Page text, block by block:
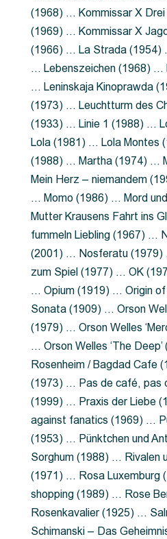
(1968) … Kommissar X Drei
(1969) … Kommissar X
(1966) … La Strada (1954)
… Lebenszeichen (1968) …
… Leninskaja Kinoprawda
(1973) … Leuchtturm des
(1933) … Linie 1 (1988) …
Lola (1981) … Lola Montes
(1988) … Martha (1974) …
Mein Herz – niemandem
… Momo (1986) … Mord
Mutter Krausens Fahrt ins
fummeln Liebling (1967) …
(2001) … Nosferatu (1979)
zum Spiel (1977) … OK
… Opium (1919) … Origin of
Sonata (1909) … Orson
(1979) … Orson Welles
… Orson Welles ‘The
Rosenheim / Bagdad Cafe
(1973) … Pas de café, pas
(1999) … Praxis der Liebe
against fanatics (1969) …
(1953) … Pünktchen und
Sorghum (1988) … Rivalen
(1971) … Rosa Luxemburg
shopping (1989) … Rose
Rosenkavalier (1925) …
Schimanski – Das